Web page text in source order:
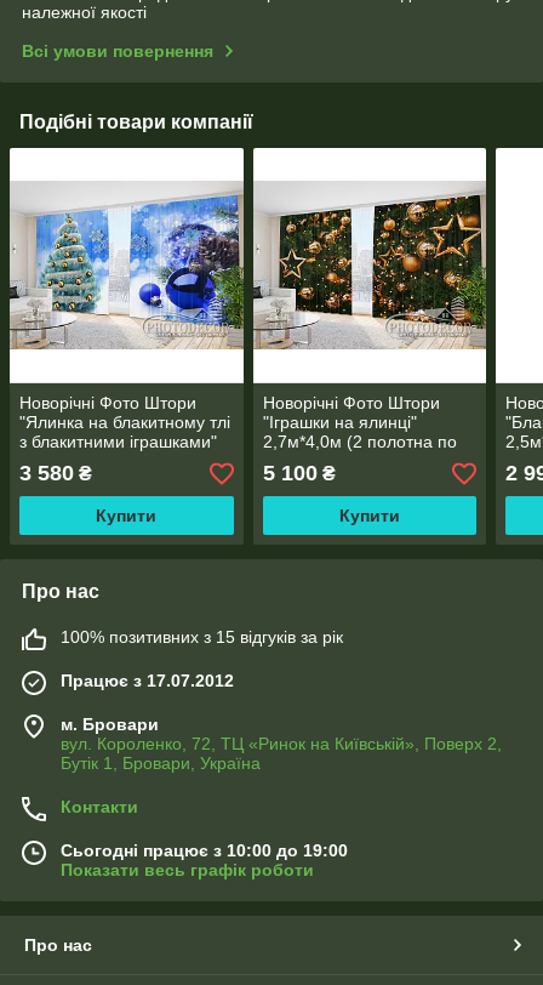
належної якості
Всі умови повернення
Подібні товари компанії
Новорічні Фото Штори
"Ялинка на блакитному тлі
з блакитними іграшками"
2,7м*2,9м (2 полотна по
1,45м), тасьма
3 580 ₴
Купити
Новорічні Фото Штори
"Іграшки на ялинці"
2,7м*4,0м (2 полотна по
5 100₴
Купити
2
Про нас
100% позитивних з 15 відгуків за рік
Працює з 17.07.2012
м. Бровари
вул. Короленко, 72, ТЦ «Ринок на Київській», Поверх 2,
Бутік 1, Бровари, Україна
Контакти
Сьогодні працює з 10:00 до 19:00
Показати весь графік роботи
Про нас